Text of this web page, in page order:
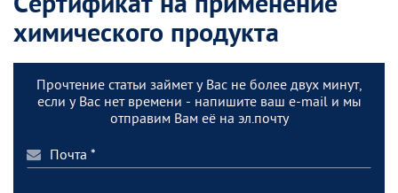
химического продукта
Прочтение статьи займет у Вас не более двух минут,
если у Вас нет времени - напишите ваш e-mail и мы
отправим Вам её на эл.почту